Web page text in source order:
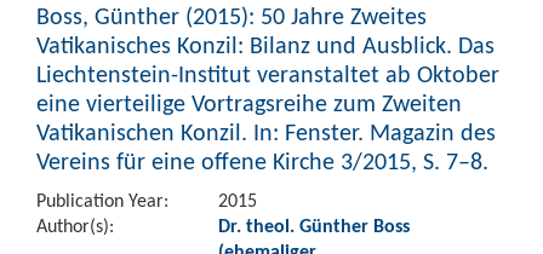
Boss, Günther (2015): 50 Jahre Zweites
Vatikanisches Konzil: Bilanz und Ausblick. Das
Liechtenstein-Institut veranstaltet ab Oktober
eine vierteilige Vortragsreihe zum Zweiten
Vatikanischen Konzil. In: Fenster. Magazin des
Vereins für eine offene Kirche 3/2015, S. 7–8.
Publication Year:
2015
Author(s):
Dr. theol. Günther Boss